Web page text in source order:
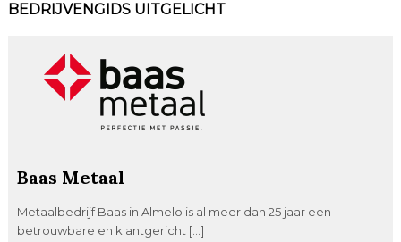
BEDRIJVENGIDS UITGELICHT
Baas Metaal
Metaalbedrijf Baas in Almelo is al meer dan 25 jaar een
betrouwbare en klantgericht […]